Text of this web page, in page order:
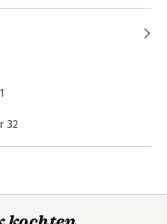
onderwijskundige en
Sabine Lit
32